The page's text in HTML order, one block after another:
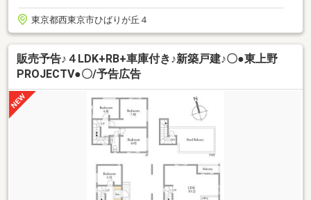
東京都西東京市ひばりが丘４
販売予告♪４LDK+RB+車庫付き♪新築戸建♪〇●東上野
PROJECTⅤ●〇/予告広告